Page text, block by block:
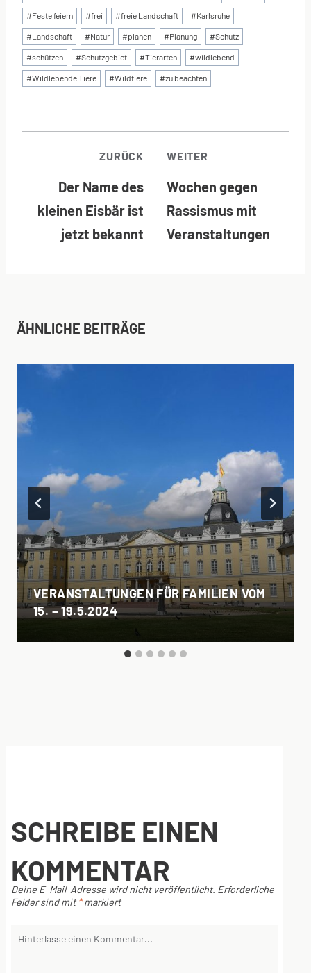
#Feste feiern #frei #freie Landschaft #Karlsruhe
#Landschaft #Natur #planen #Planung #Schutz
#schützen #Schutzgebiet #Tierarten #wildlebend
#Wildlebende Tiere #Wildtiere #zu beachten
ZURÜCK
Der Name des
kleinen Eisbär ist
jetzt bekannt
WEITER
Wochen gegen
Rassismus mit
Veranstaltungen
ÄHNLICHE BEITRÄGE
VERANSTALTUNGEN FÜR FAMILIEN VOM
15. – 19.5.2024
SCHREIBE EINEN
KOMMENTAR
Deine E-Mail-Adresse wird nicht veröffentlicht. Erforderliche
Felder sind mit *markiert